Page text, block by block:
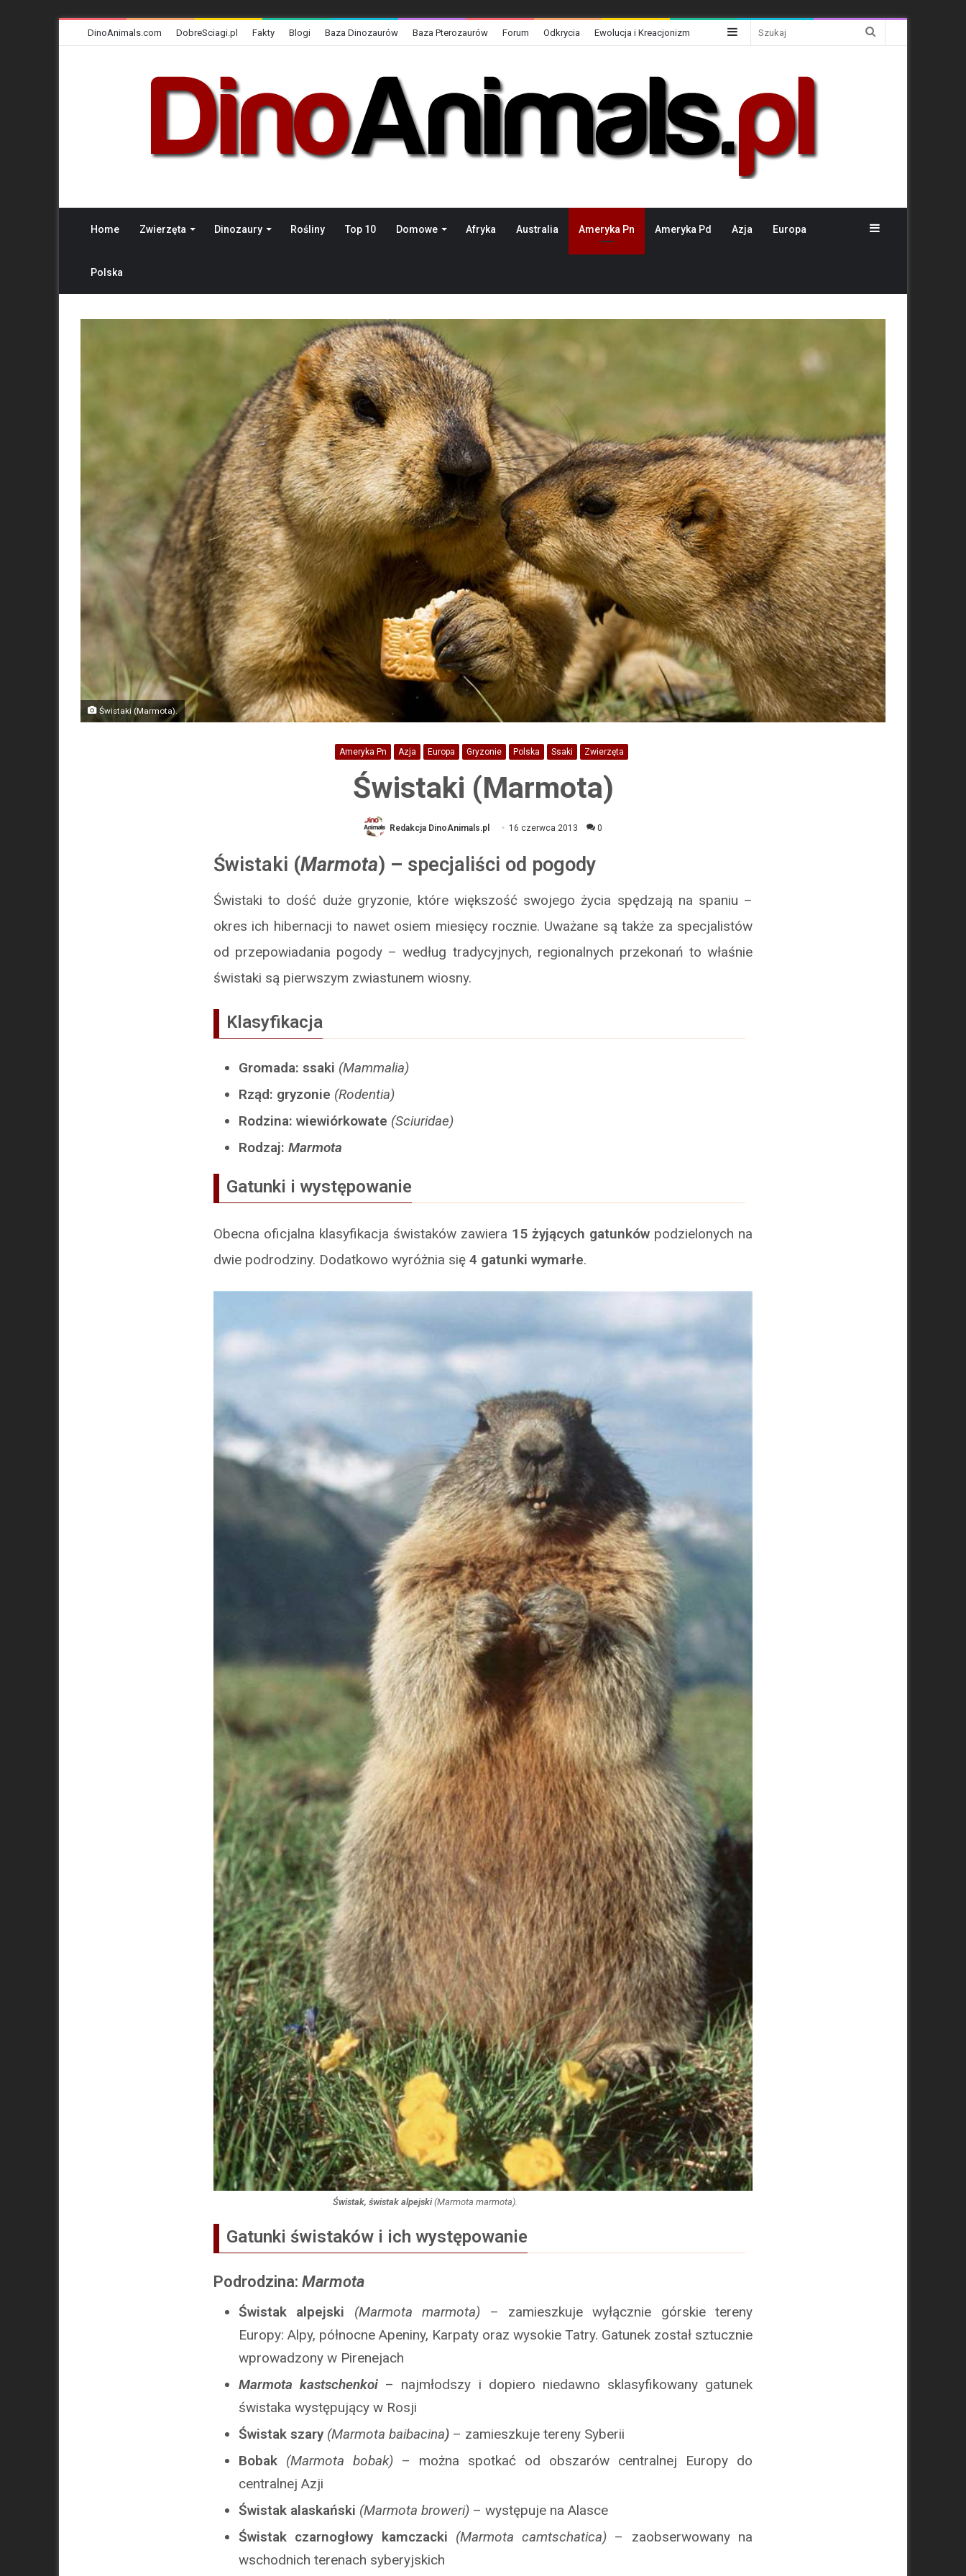
DinoAnimals.com DobreSciagi.pl Fakty Blogi Baza Dinozaurów Baza Pterozaurów Forum Odkrycia Ewolucja i Kreacjonizm Sidebar
Home Zwierzęta Dinozaury Rośliny Top 10 Domowe Afryka Australia Ameryka Pn Ameryka Pd Azja Europa
Polska
Sidebar
Świstaki (Marmota).
Ameryka Pn Azja Europa Gryzonie Polska Ssaki Zwierzęta
Świstaki (Marmota)
Redakcja DinoAnimals.pl 16 czerwca 2013 0
Świstaki (Marmota) – specjaliści od pogody
Świstaki to dość duże gryzonie, które większość swojego życia spędzają na spaniu –
okres ich hibernacji to nawet osiem miesięcy rocznie. Uważane są także za specjalistów
od przepowiadania pogody – według tradycyjnych, regionalnych przekonań to właśnie
świstaki są pierwszym zwiastunem wiosny.
Klasyfikacja
Gromada: ssaki (Mammalia)
Rząd: gryzonie (Rodentia)
Rodzina: wiewiórkowate (Sciuridae)
Rodzaj: Marmota
Gatunki i występowanie
Obecna oficjalna klasyfikacja świstaków zawiera 15 żyjących gatunków podzielonych na
dwie podrodziny. Dodatkowo wyróżnia się 4 gatunki wymarłe.
Świstak, świstak alpejski(Marmota marmota).
Gatunki świstaków i ich występowanie
Podrodzina: Marmota
Świstak alpejski (Marmota marmota) – zamieszkuje wyłącznie górskie tereny
Europy: Alpy, północne Apeniny, Karpaty oraz wysokie Tatry. Gatunek został sztucznie
wprowadzony w Pirenejach
Marmota kastschenkoi – najmłodszy i dopiero niedawno sklasyfikowany gatunek
świstaka występujący w Rosji
Świstak szary (Marmota baibacina) – zamieszkuje tereny Syberii
Bobak (Marmota bobak) – można spotkać od obszarów centralnej Europy do
centralnej Azji
Świstak alaskański (Marmota broweri) – występuje na Alasce
Świstak czarnogłowy kamczacki (Marmota camtschatica) – zaobserwowany na
wschodnich terenach syberyjskich